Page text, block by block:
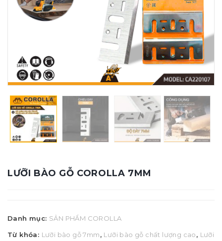
LƯỠI BÀO GỖ COROLLA 7MM
Danh mục: SẢN PHẨM COROLLA
Từ khóa: Lưỡi bào gỗ 7mm, Lưỡi bào gỗ chất lượng cao, Lưỡi